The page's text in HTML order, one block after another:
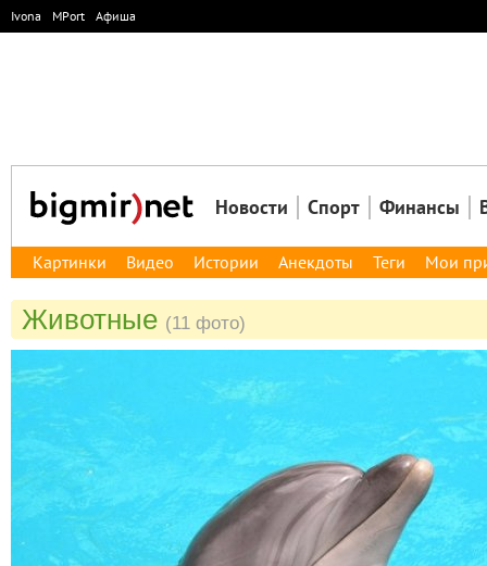
Ivona MPort Афиша
Новости Спорт Финансы
Картинки Видео Истории Анекдоты Теги Мои
Животные (11 фото)